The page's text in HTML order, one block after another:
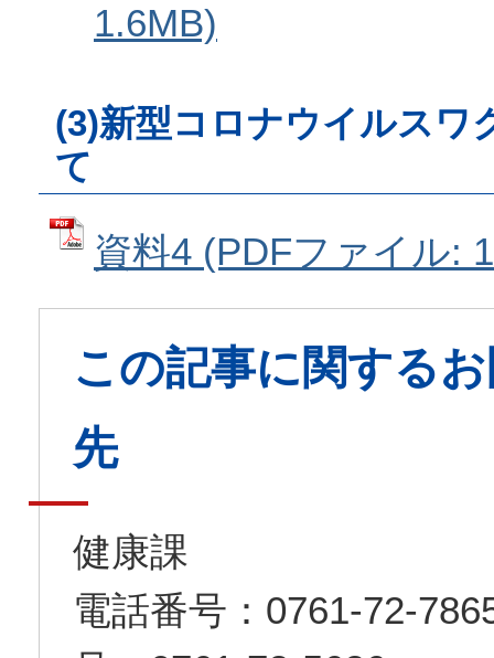
1.6MB)
(3)新型コロナウイルスワ
て
資料4 (PDFファイル:
この記事に関する
先
健康課
電話番号：0761-72-